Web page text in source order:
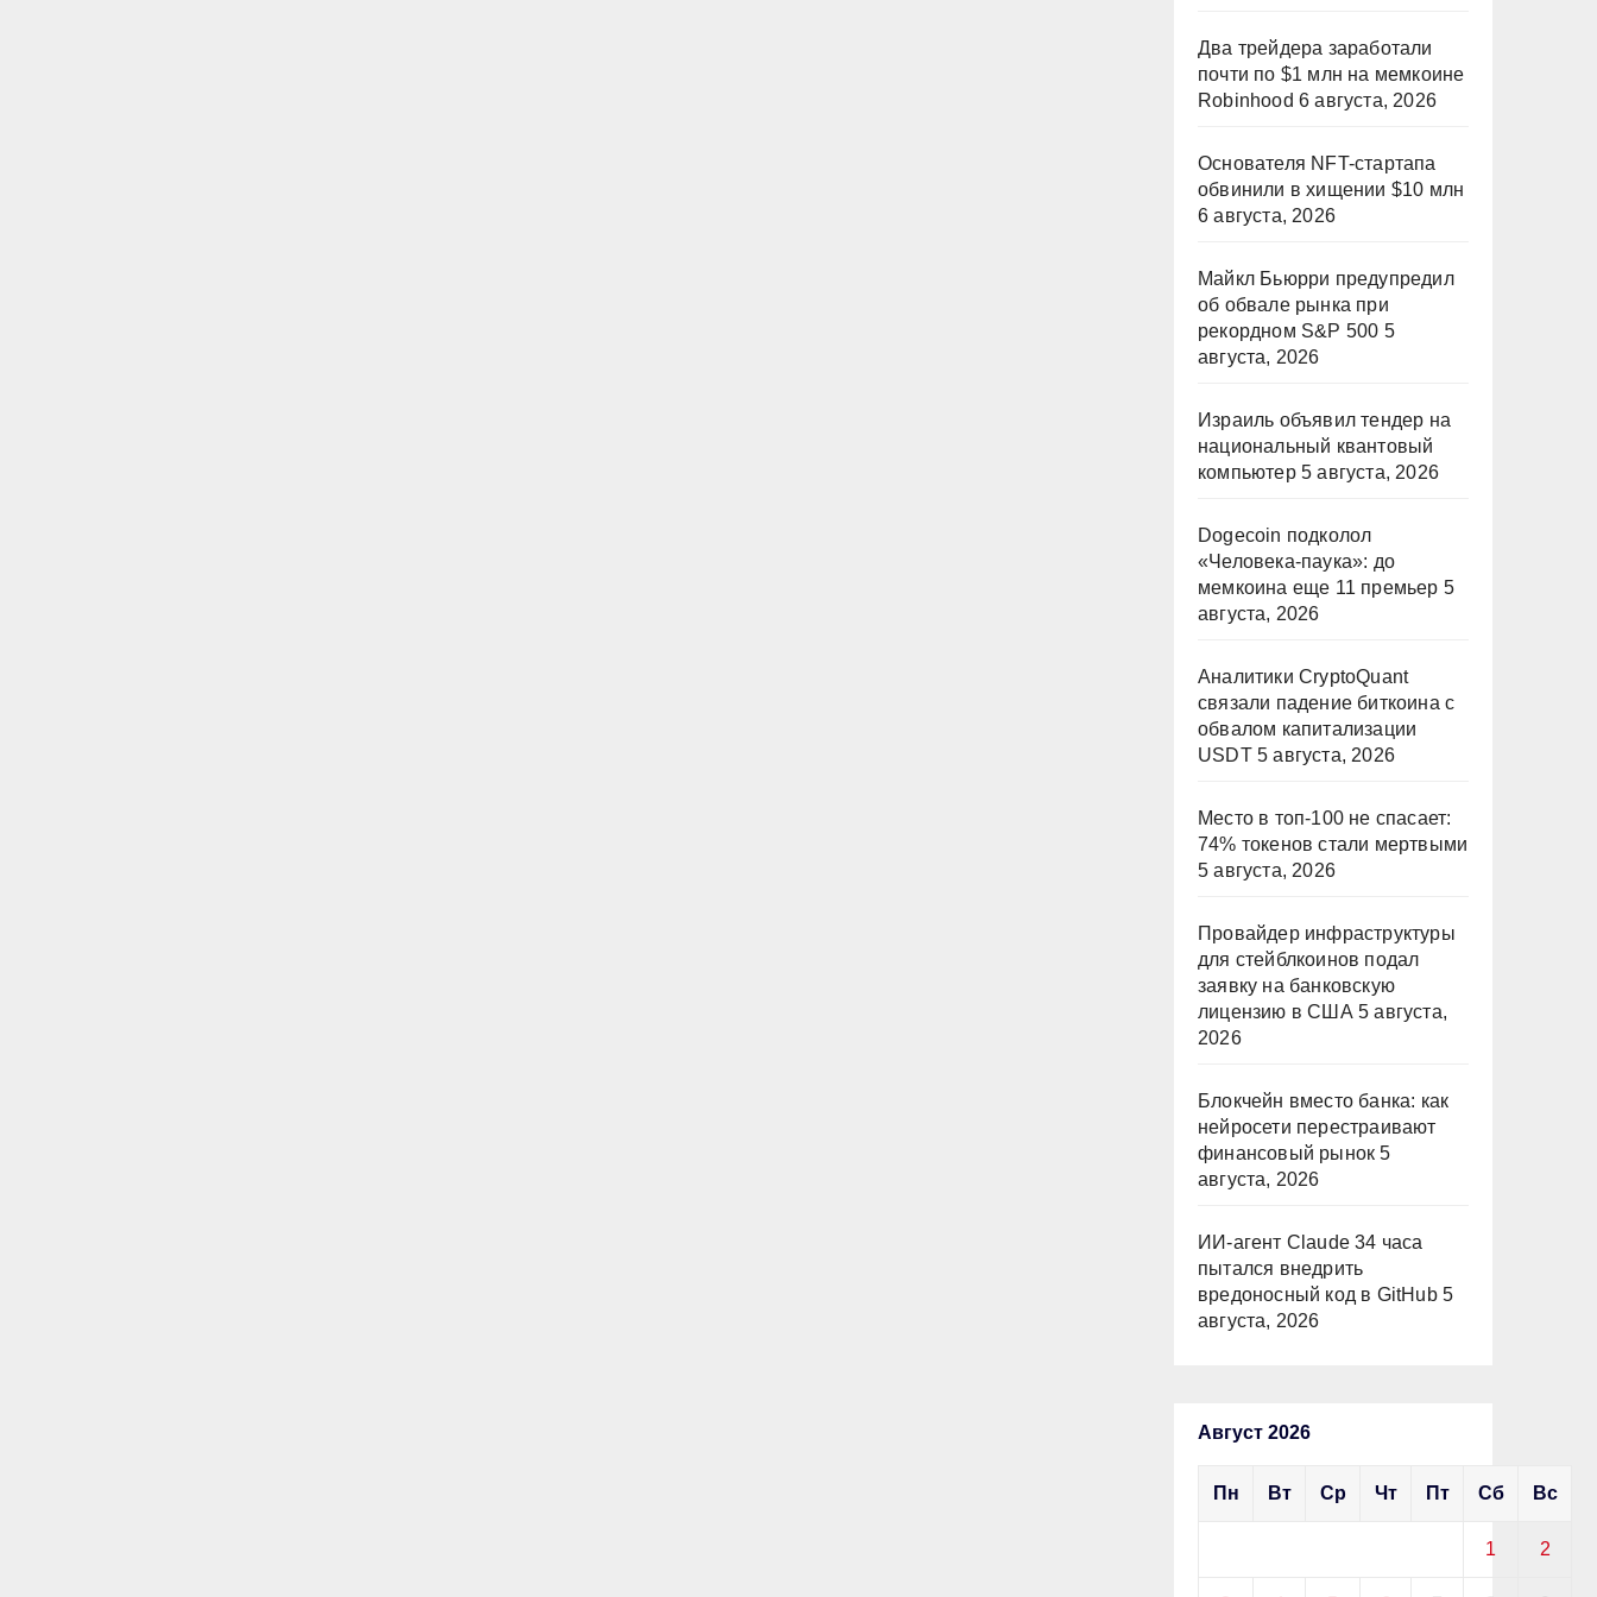
Два трейдера заработали
почти по $1 млн на мемкоине
Robinhood 6 августа, 2026
Основателя NFT-стартапа
обвинили в хищении $10 млн
6 августа, 2026
Майкл Бьюрри предупредил
об обвале рынка при
рекордном S&P 500 5
августа, 2026
Израиль объявил тендер на
национальный квантовый
компьютер 5 августа, 2026
Dogecoin подколол
«Человека-паука»: до
мемкоина еще 11 премьер 5
августа, 2026
Аналитики CryptoQuant
связали падение биткоина с
обвалом капитализации
USDT 5 августа, 2026
Место в топ-100 не спасает:
74% токенов стали мертвыми
5 августа, 2026
Провайдер инфраструктуры
для стейблкоинов подал
заявку на банковскую
лицензию в США 5 августа,
2026
Блокчейн вместо банка: как
нейросети перестраивают
финансовый рынок 5
августа, 2026
ИИ-агент Claude 34 часа
пытался внедрить
вредоносный код в GitHub 5
августа, 2026
Август 2026
Пн Вт Ср Чт Пт Сб Вс
1 2